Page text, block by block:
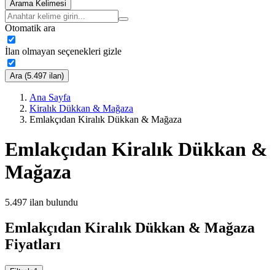
Arama Kelimesi
Otomatik ara
İlan olmayan seçenekleri gizle
Ara (5.497 ilan)
Ana Sayfa
Kiralık Dükkan & Mağaza
Emlakçıdan Kiralık Dükkan & Mağaza
Emlakçıdan Kiralık Dükkan &
Mağaza
5.497 ilan bulundu
Emlakçıdan Kiralık Dükkan & Mağaza
Fiyatları